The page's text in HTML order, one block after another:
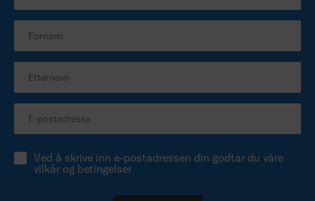
Ved å skrive inn e-postadressen din godtar du våre
vilkår og betingelser